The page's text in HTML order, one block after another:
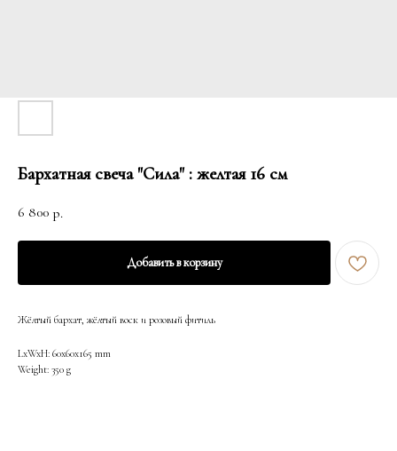
Бархатная свеча "Сила" : желтая 16 см
6 800 р.
Добавить в корзину
Жёлтый бархат, жёлтый воск и розовый фитиль
LxWxH: 60x60x165 mm
Weight: 350 g